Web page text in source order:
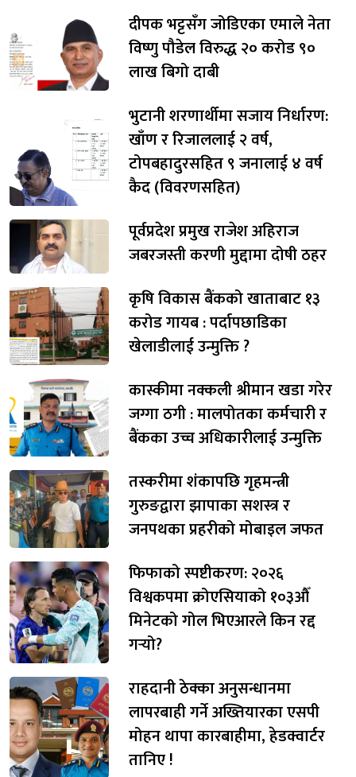
दीपक भट्टसँग जोडिएका एमाले नेता
विष्णु पौडेल विरुद्ध २० करोड ९०
लाख बिगो दाबी
भुटानी शरणार्थीमा सजाय निर्धारण:
खाँण र रिजाललाई २ वर्ष,
टोपबहादुरसहित ९ जनालाई ४ वर्ष
कैद (विवरणसहित)
पूर्वप्रदेश प्रमुख राजेश अहिराज
जबरजस्ती करणी मुद्दामा दोषी ठहर
कृषि विकास बैंकको खाताबाट १३
करोड गायब : पर्दापछाडिका
खेलाडीलाई उन्मुक्ति ?
कास्कीमा नक्कली श्रीमान खडा गरेर
जग्गा ठगी : मालपोतका कर्मचारी र
बैंकका उच्च अधिकारीलाई उन्मुक्ति
तस्करीमा शंकापछि गृहमन्त्री
गुरुङद्वारा झापाका सशस्त्र र
जनपथका प्रहरीको मोबाइल जफत
फिफाको स्पष्टीकरण: २०२६
विश्वकपमा क्रोएसियाको १०३औँ
मिनेटको गोल भिएआरले किन रद्द
गर्‍यो?
राहदानी ठेक्का अनुसन्धानमा
लापरबाही गर्ने अख्तियारका एसपी
मोहन थापा कारबाहीमा, हेडक्वार्टर
तानिए !